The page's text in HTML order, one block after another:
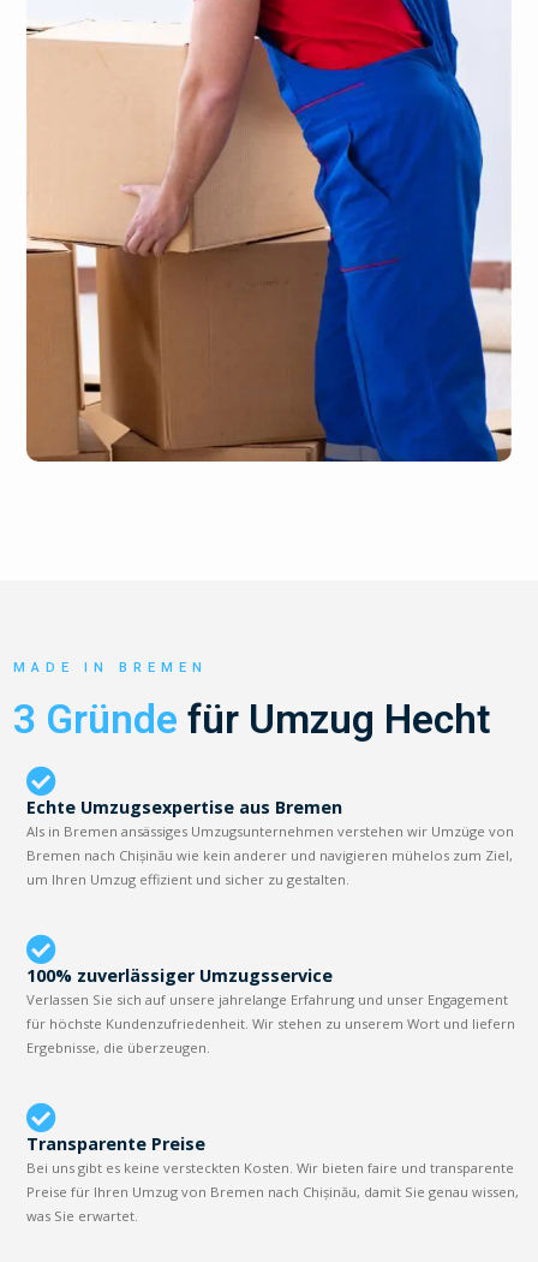
MADE IN BREMEN
3 Gründe für Umzug Hecht
Echte Umzugsexpertise aus Bremen
Als in Bremen ansässiges Umzugsunternehmen verstehen wir Umzüge von
Bremen nach Chișinău wie kein anderer und navigieren mühelos zum Ziel,
um Ihren Umzug effizient und sicher zu gestalten.
100% zuverlässiger Umzugsservice
Verlassen Sie sich auf unsere jahrelange Erfahrung und unser Engagement
für höchste Kundenzufriedenheit. Wir stehen zu unserem Wort und liefern
Ergebnisse, die überzeugen.
Transparente Preise
Bei uns gibt es keine versteckten Kosten. Wir bieten faire und transparente
Preise für Ihren Umzug von Bremen nach Chișinău, damit Sie genau wissen,
was Sie erwartet.